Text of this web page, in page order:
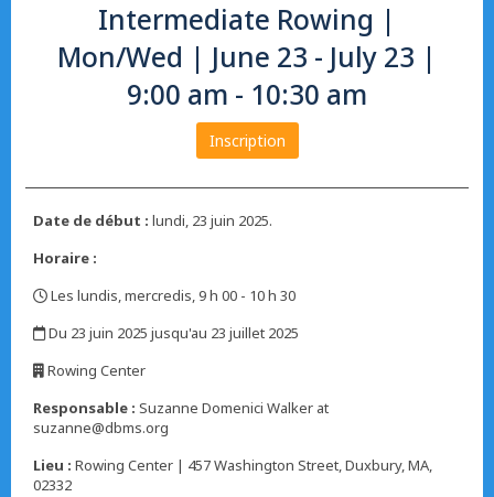
Intermediate Rowing |
Mon/Wed | June 23 - July 23 |
9:00 am - 10:30 am
Inscription
Date de début : lundi, 23 juin 2025.
Horaire :
Les lundis, mercredis, 9 h 00 - 10 h 30
Du 23 juin 2025 jusqu'au 23 juillet 2025
Rowing Center
Responsable : Suzanne Domenici Walker at
suzanne@dbms.org
Lieu : Rowing Center | 457 Washington Street, Duxbury, MA,
02332